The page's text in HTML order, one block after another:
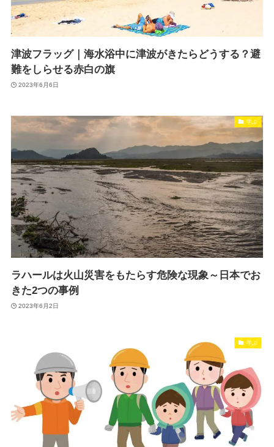
津波フラッグ｜海水浴中に津波がきたらどうする？避
難をしらせる赤白の旗
2023年6月6日
学ぶ
ラハールは火山災害をもたらす危険な現象～日本でお
きた2つの事例
2023年6月2日
学ぶ